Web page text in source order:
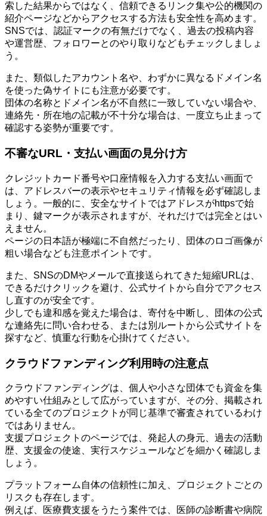
索した結果からではなく、信頼できるリンク集や公的機関の
紹介ページなどからアクセスする方法も安全性を高めます。
SNSでは、認証マークの有無だけでなく、過去の投稿内容
や運営歴、フォロワーとのやり取りなどもチェックしましょ
う。
また、類似したアカウント名や、わずかに異なるドメイン名
を使った偽サイトにも注意が必要です。
団体の名称とドメイン名が不自然に一致していない場合や、
連絡先・所在地の記載が不十分な場合は、一度立ち止まって
確認する姿勢が重要です。
不審なURL・支払い画面の見分け方
クレジットカード番号や口座情報を入力する支払い画面で
は、アドレスバーの表示やセキュリティ情報を必ず確認しま
しょう。一般的に、安全なサイトではアドレスがhttpsで始
まり、鍵マークが表示されますが、それだけでは完全とはい
えません。
ページの日本語が極端に不自然だったり、団体のロゴ画像が
粗い場合なども注意ポイントです。
また、SNSのDMやメールで直接送られてきた短縮URLは、
できるだけクリックを避け、公式サイトから自分でアクセス
し直すのが安全です。
少しでも違和感を覚えた場合は、寄付を中断し、団体の公式
な連絡先に問い合わせる、または別ルートから公式サイトを
探すなど、慎重な行動を心掛けてください。
クラウドファンディング利用時の注意点
クラウドファンディングは、個人や小さな団体でも資金を集
めやすい仕組みとして広がっていますが、その分、掲載され
ている全てのプロジェクトが同じ基準で審査されているわけ
ではありません。
支援プロジェクトのページでは、発起人の身元、過去の活動
歴、支援金の使途、実行スケジュールなどを細かく確認しま
しょう。
プラットフォーム自体の信頼性に加え、プロジェクトごとの
リスクも存在します。
例えば、医療費支援をうたう案件では、医師の診断書や病院